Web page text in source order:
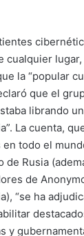
cualquier
la “popular
que el
librando
La cuenta,
todo el
de Rusia
de
“se ha
y